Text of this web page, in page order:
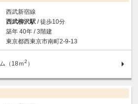
西武新宿線
西武柳沢駅/ 徒歩10分
築年 40年 / 3階建
東京都西東京市南町2-9-13
（18ｍ2 ）